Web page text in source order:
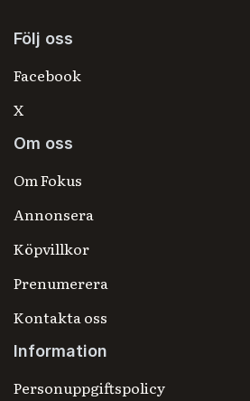
Följ oss
Facebook
X
Om oss
Om Fokus
Annonsera
Köpvillkor
Prenumerera
Kontakta oss
Information
Personuppgiftspolicy